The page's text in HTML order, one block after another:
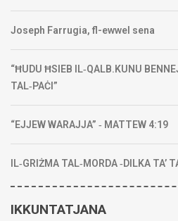
Joseph Farrugia, fl-ewwel sena
“ĦUDU ĦSIEB IL‑QALB.KUNU
TAL‑PAĊI”
“EJJEW WARAJJA” ‑ MATTEW 4:19
IL‑GRIŻMA TAL‑MORDA ‑DILKA TA’
IKKUNTATJANA